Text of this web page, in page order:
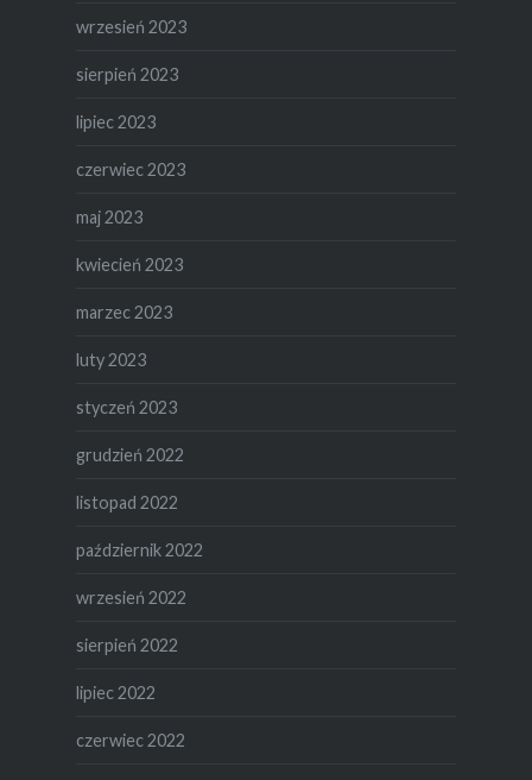
wrzesień 2023
sierpień 2023
lipiec 2023
czerwiec 2023
maj 2023
kwiecień 2023
marzec 2023
luty 2023
styczeń 2023
grudzień 2022
listopad 2022
październik 2022
wrzesień 2022
sierpień 2022
lipiec 2022
czerwiec 2022